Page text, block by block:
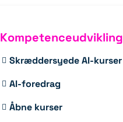
Kompetenceudvikling
Skræddersyede AI-kurser
AI-foredrag
Åbne kurser